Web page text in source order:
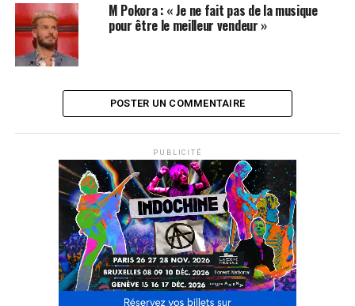
M Pokora : « Je ne fait pas de la musique
pour être le meilleur vendeur »
POSTER UN COMMENTAIRE
PUBLICITÉ